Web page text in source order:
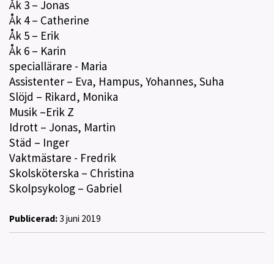
Åk 3 – Jonas
Åk 4 – Catherine
Åk 5 – Erik
Åk 6 – Karin
speciallärare - Maria
Assistenter – Eva, Hampus, Yohannes, Suha
Slöjd – Rikard, Monika
Musik –Erik Z
Idrott – Jonas, Martin
Städ – Inger
Vaktmästare - Fredrik
Skolsköterska – Christina
Skolpsykolog – Gabriel
Publicerad: 3 juni 2019